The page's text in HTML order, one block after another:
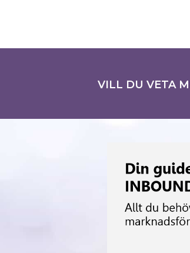
VILL DU VETA